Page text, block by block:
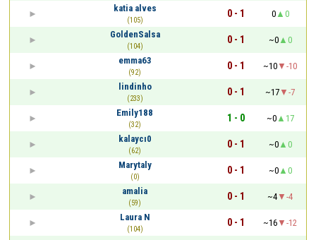
katia alves
(105)
0 - 1 0
0
GoldenSalsa
(104)
0 - 1 ~0
0
emma63
(92)
0 - 1 ~10
-10
lindinho
(233)
0 - 1 ~17
-7
Emily188
(32)
1 - 0 ~0
17
kalaycı0
(62)
0 - 1 ~0
0
Marytaly
(0)
0 - 1 ~0
0
amalia
(59)
0 - 1 ~4
-4
Laura N
(104)
0 - 1 ~16
-12